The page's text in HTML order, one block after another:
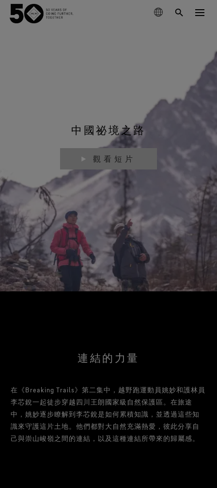
外套
滑雪與單板滑雪
登山
瞭解技術
GORE‑TEX® 薄膜
新一代 GORE‑TEX® 產品
我們如何測試
測試GORE‑TEX®鞋類
測試GORE‑TEX®手套
專業防水保護
WINDSTOPPER® 產品 by GORE‑TEX LABS®
多功能防護（乾燥環境）
GORE‑TEX® PRO服裝
掌控極限
GORE‑TEX®服裝
極致多功能
WINDSTOPPER®服裝 by GORE‑TEX LABS®
持久防風。高度透氣。
查看所有服裝產品技術
GORE‑TEX® SURROUND®戶外鞋
適合您雙腳的全方位透氣系統
GORE‑TEX® INVISIBLE FIT鞋
您喜歡的舒適貼合感。確保防水，每一英里都變得更美
好。
GORE‑TEX®鞋類
值得信賴的舒適性與防護性。
查看所有鞋類產品技術
值得信賴的保護和舒適性。
WINDSTOPPER® STRETCH 手套 by GORE‑TEX LABS®
舒適貼合，更強掌控。 靈巧舒適，放心穿戴。
WINDSTOPPER® 手套 by GORE‑TEX LABS®
防風，極度舒適。
可持續發展
立足環保，追求性能 (Responsible Performance)
投入科學創新，實踐環保措施。
全方位兼顧
耐用性及打造耐用產品的價值
GORE‑TEX®品牌白皮書已發布。歡迎閱讀，探究耐用性
為何成為戶外產業的關鍵議題。
GORE‑TEX® 品牌迎來 50 週年里程碑
探索精心編撰的品牌發展大事記。
關於我們
《Breaking Trails》系列短片
運動大使
清潔保養說明
防潑水功能
聯繫我們
保證與退貨
中國祕境之路
觀看短片
連結的力量
在《Breaking Trails》第二集中，越野跑運動員姚妙和護林員
李芯銳一起徒步穿越四川王朗國家級自然保護區。在旅途
中，姚妙逐步瞭解到李芯銳是如何累積知識，並透過這些知
識來守護這片土地。他們都對大自然充滿熱愛，彼此分享自
己與崇山峻嶺之間的連結，以及這種連結所帶來的歸屬感。